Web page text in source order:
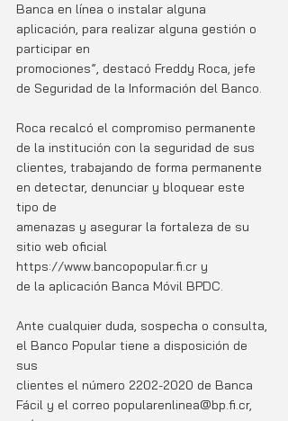
Banca en línea o instalar alguna
aplicación, para realizar alguna gestión o
participar en
promociones”, destacó Freddy Roca, jefe
de Seguridad de la Información del Banco.
Roca recalcó el compromiso permanente
de la institución con la seguridad de sus
clientes, trabajando de forma permanente
en detectar, denunciar y bloquear este
tipo de
amenazas y asegurar la fortaleza de su
sitio web oficial
https://www.bancopopular.fi.cr y
de la aplicación Banca Móvil BPDC.
Ante cualquier duda, sospecha o consulta,
el Banco Popular tiene a disposición de
sus
clientes el número 2202-2020 de Banca
Fácil y el correo popularenlinea@bp.fi.cr,